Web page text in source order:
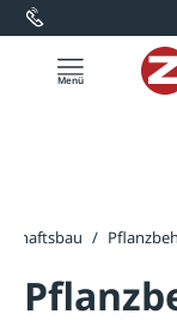
springen
/